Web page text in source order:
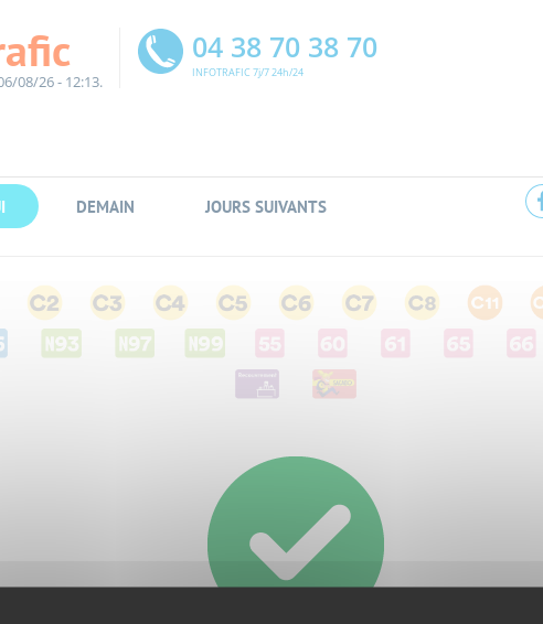
08/26 - 12:13.
04 38 70 38 70
INFOTRAFIC 7j/7 24h/24
DEMAIN JOURS SUIVANTS